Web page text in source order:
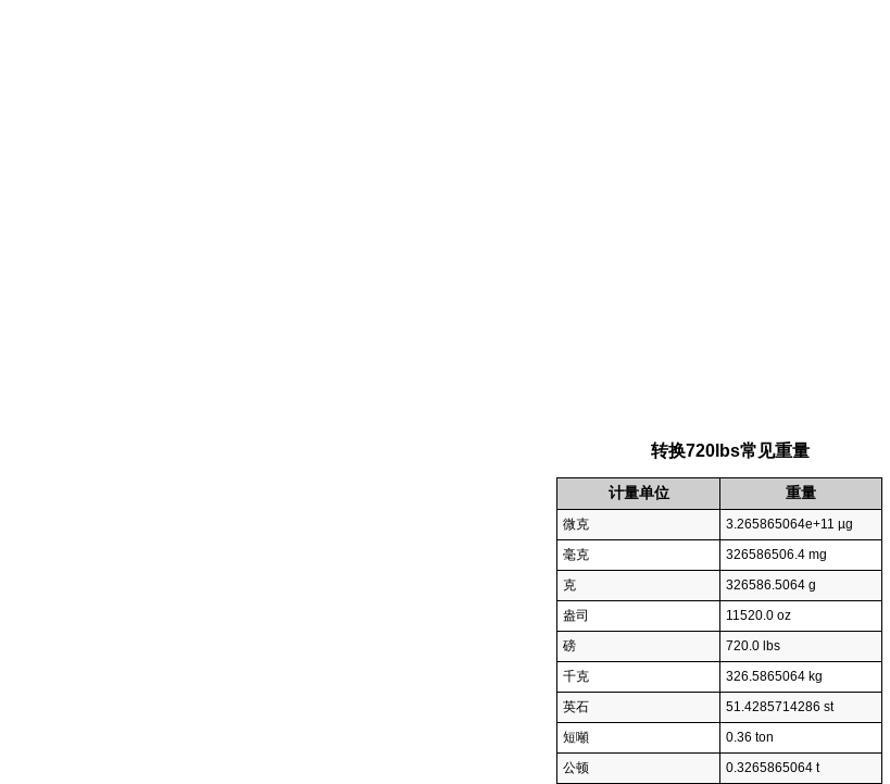
转换720lbs常见重量
计量单位 重量
微克
3.265865064e+11 µg
毫克
326586506.4 mg
克
326586.5064 g
盎司
11520.0 oz
磅
720.0 lbs
千克
326.5865064 kg
英石
51.4285714286 st
短噸
0.36 ton
公顿
0.3265865064 t